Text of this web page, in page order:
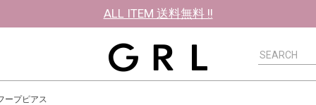
ALL ITEM 送料無料 !!
ープピアス